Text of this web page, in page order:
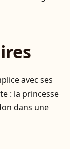
avec ses
: la princesse
dans une